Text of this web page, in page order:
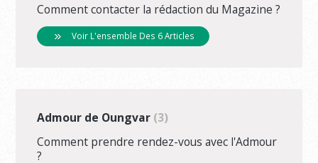
Comment contacter la rédaction du Magazine ?
Voir L'ensemble Des 6 Articles
Admour de Oungvar 3
Comment prendre rendez-vous avec l'Admour
?